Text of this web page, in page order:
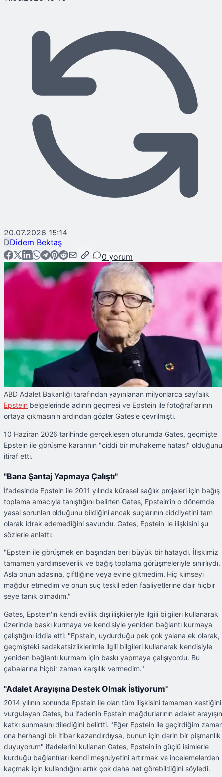
20.07.2026 15:14
DDidem Bektaş
0 yorum
ABD Adalet Bakanlığı tarafından yayınlanan milyonlarca sayfalık
Epstein belgelerinde adının geçmesi ve Epstein ile fotoğraflarının
ortaya çıkmasının ardından gözler Gates'e çevrilmişti.
10 Haziran 2026 tarihinde gerçekleşen oturumda Gates, geçmişte
Epstein ile görüşme kararının "ciddi bir muhakeme hatası" olduğunu
itiraf etti.
"Bana Şantaj Yapmaya Çalıştı"
İfadesinde Epstein ile 2011 yılında küresel sağlık projeleri için bağış
toplama amacıyla tanıştığını belirten Gates, Epstein’in o dönemde
yasal sorunları olduğunu bildiğini ancak suçlarının ciddiyetini tam
olarak idrak edemediğini savundu. Gates, Epstein ile ilişkisini şu
sözlerle anlattı:
"Epstein ile görüşmek en başından beri büyük bir hataydı. İlişkimiz
tamamen yardımseverlik ve bağış toplama görüşmeleriyle sınırlıydı.
Asla onun adasına, çiftliğine veya evine gitmedim. Hiç kimseyi
mağdur etmedim ve onun suç teşkil eden faaliyetlerine dair hiçbir
şeye tanık olmadım."
Gates, Epstein'in kendi evlilik dışı ilişkileriyle ilgili bilgileri kullanarak
üzerinde baskı kurmaya ve kendisiyle yeniden bağlantı kurmaya
çalıştığını iddia etti: "Epstein, uydurduğu pek çok yalana ek olarak,
geçmişteki sadakatsizliklerimle ilgili bilgileri kullanarak kendisiyle
yeniden bağlantı kurmam için baskı yapmaya çalışıyordu. Bu
çabalarına hiçbir zaman karşılık vermedim."
"Adalet Arayışına Destek Olmak İstiyorum"
2014 yılının sonunda Epstein ile olan tüm ilişkisini tamamen kestiğini
vurgulayan Gates, bu ifadenin Epstein mağdurlarının adalet
katkı sunmasını dilediğini belirtti. "Eğer Epstein ile geçirdiğim
ona herhangi bir itibar kazandırdıysa, bunun için derin bir pişmanlık
duyuyorum" ifadelerini kullanan Gates, Epstein'in güçlü isimlerle
kurduğu bağlantıları kendi meşruiyetini artırmak ve incelemelerden
kaçmak için kullandığını artık çok daha net görebildiğini söyledi.